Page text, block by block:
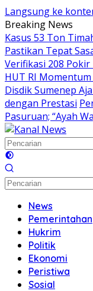
Langsung ke
Breaking News
Kasus 53 Ton
Pastikan Tepat
Verifikasi 208 Pokir
HUT RI
Disdik Sumenep
dengan Prestasi
Pasuruan; “Ayah
News
Pemerintahan
Hukrim
Politik
Ekonomi
Peristiwa
Sosial